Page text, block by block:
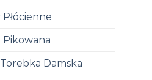
Pikowana
Damska